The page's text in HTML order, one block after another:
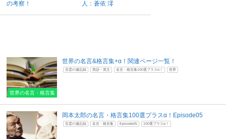
の考察！
人：蒼依 澪
世界の名言・格言集
世界の名言&格言集+α！関連ページ一覧！
言霊の備忘録 英語・英文 名言・格言集100選プラスα！ 世界
岡本太郎の名言・格言集100選プラスα！Episode05
言霊の備忘録 名言・格言集 Episode05 100選プラスα！